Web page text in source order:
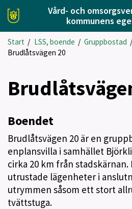
Vård- och
kommunens
Start / LSS, boende / Gruppbostad /
Brudlåtsvägen 20
Boendet
Brudlåtsvägen 20 är en
enplansvilla i samhället
cirka 20 km från
utrustade lägenheter i
utrymmen såsom ett stort
tvättstuga.